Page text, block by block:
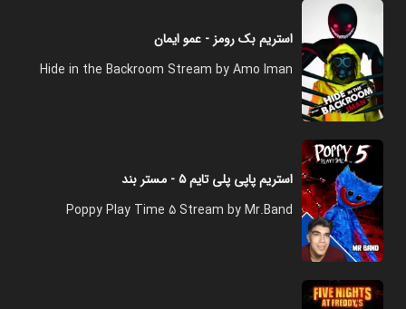
استریم بک رومز - عمو ایمان
Hide in the Backroom Stream by Amo Iman
استریم پاپی پلی تایم ۵ - مستر بند
Poppy Play Time 5 Stream by Mr.Band